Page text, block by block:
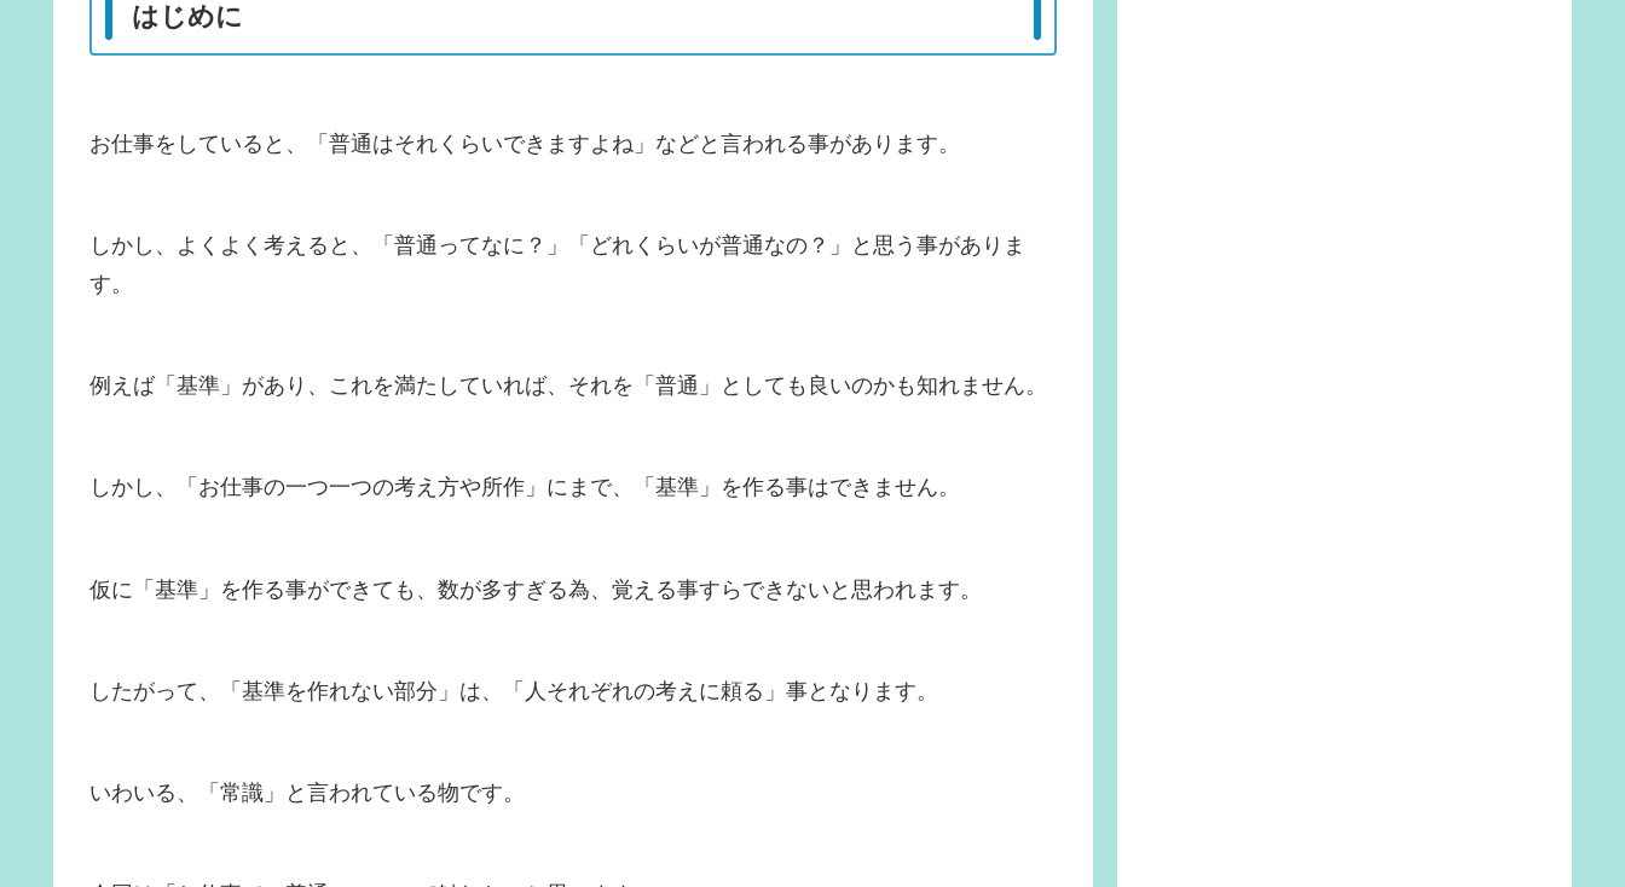
はじめに
お仕事をしていると、「普通はそれくらいできますよね」などと言われる事があります。
しかし、よくよく考えると、「普通ってなに？」「どれくらいが普通なの？」と思う事がありま
す。
例えば「基準」があり、これを満たしていれば、それを「普通」としても良いのかも知れません。
しかし、「お仕事の一つ一つの考え方や所作」にまで、「基準」を作る事はできません。
仮に「基準」を作る事ができても、数が多すぎる為、覚える事すらできないと思われます。
したがって、「基準を作れない部分」は、「人それぞれの考えに頼る」事となります。
いわいる、「常識」と言われている物です。